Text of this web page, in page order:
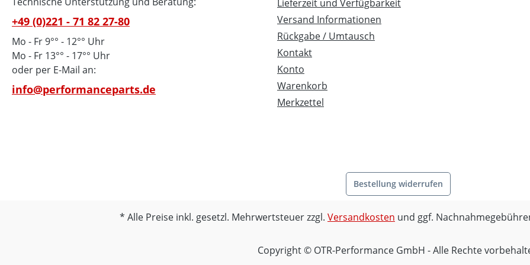
Einarmschwingen mit 5-Loch
Kettenrad wie z.B.: Ducati 748 -
848 - 998 - Monster S2R - S4R -
1100, Multistrada 1100 5 Jahre
Garantie
+49 (0)221 - 71 82 27-80
Mo - Fr 9°° - 12°° Uhr
Mo - Fr 13°° - 17°° Uhr
oder per E-Mail an:
info@performanceparts.de
Lieferzeit und Verfügbarkeit
Versand Informationen
Rückgabe / Umtausch
Kontakt
Konto
Warenkorb
Merkzettel
Bestellung widerrufen
Alle Preise inkl. gesetzl. Mehrwertsteuer zzgl. Versandkosten und ggf.
Copyright © OTR-Performance GmbH - Alle Rechte